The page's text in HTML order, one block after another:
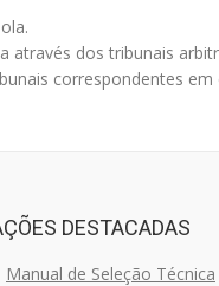
dos tribunais
correspondentes
DESTACADAS
Manual de Seleção Técnica